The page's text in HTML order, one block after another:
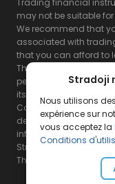
Stradoji
Nous utilisons
expérience sur
vous acceptez la
Conditions
Trading financial
may not be suitable for
We recommend that
associated with
that you can afford to
The Stradoji site does
performance of
its site and its servers.
Consequently, the
decline all
information and the
Stradoji Services are
The full legal notices